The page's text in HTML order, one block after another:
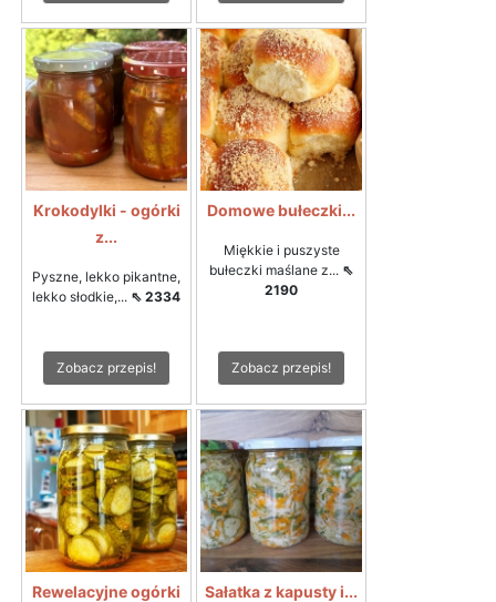
Krokodylki - ogórki
z...
Pyszne, lekko pikantne,
lekko słodkie,... ⇖ 2334
Zobacz przepis!
Domowe bułeczki...
Miękkie i puszyste
bułeczki maślane z... ⇖
2190
Zobacz przepis!
Rewelacyjne ogórki
Sałatka z kapusty i...